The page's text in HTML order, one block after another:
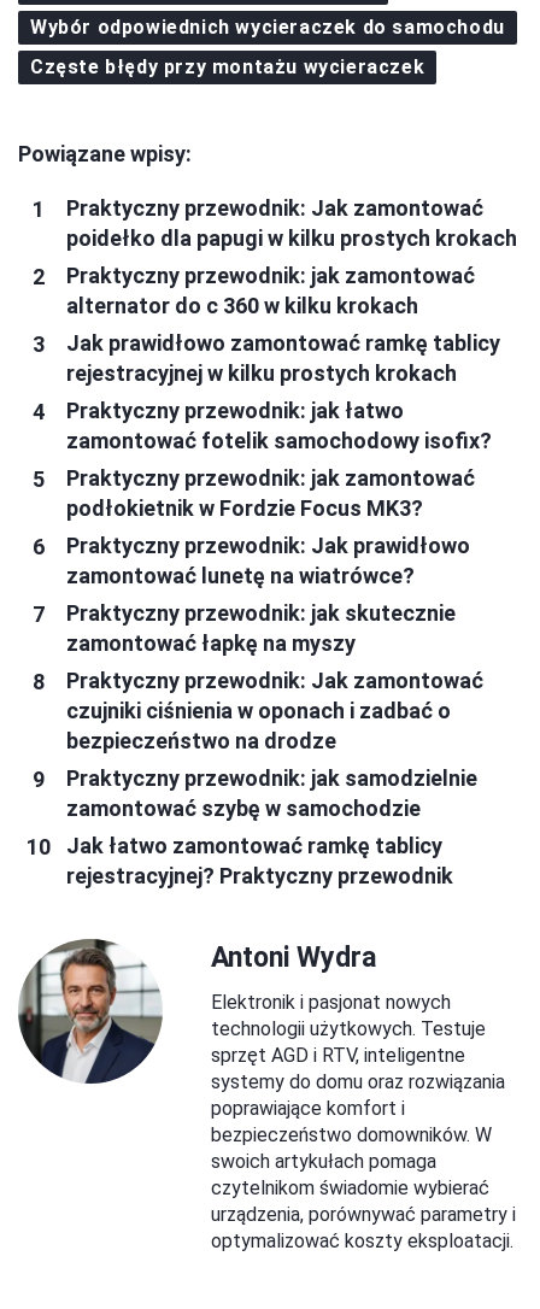
Wybór odpowiednich wycieraczek do samochodu
Częste błędy przy montażu wycieraczek
Powiązane wpisy:
Praktyczny przewodnik: Jak zamontować
poidełko dla papugi w kilku prostych krokach
Praktyczny przewodnik: jak zamontować
alternator do c 360 w kilku krokach
Jak prawidłowo zamontować ramkę tablicy
rejestracyjnej w kilku prostych krokach
Praktyczny przewodnik: jak łatwo
zamontować fotelik samochodowy isofix?
Praktyczny przewodnik: jak zamontować
podłokietnik w Fordzie Focus MK3?
Praktyczny przewodnik: Jak prawidłowo
zamontować lunetę na wiatrówce?
Praktyczny przewodnik: jak skutecznie
zamontować łapkę na myszy
Praktyczny przewodnik: Jak zamontować
czujniki ciśnienia w oponach i zadbać o
bezpieczeństwo na drodze
Praktyczny przewodnik: jak samodzielnie
zamontować szybę w samochodzie
Jak łatwo zamontować ramkę tablicy
rejestracyjnej? Praktyczny przewodnik
Antoni Wydra
Elektronik i pasjonat nowych
technologii użytkowych. Testuje
sprzęt AGD i RTV, inteligentne
systemy do domu oraz rozwiązania
poprawiające komfort i
bezpieczeństwo domowników. W
swoich artykułach pomaga
czytelnikom świadomie wybierać
urządzenia, porównywać parametry i
optymalizować koszty eksploatacji.